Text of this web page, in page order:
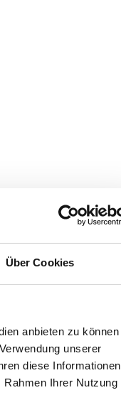
Über Cookies
anbieten zu können
unserer
diese Informationen
Ihrer Nutzung